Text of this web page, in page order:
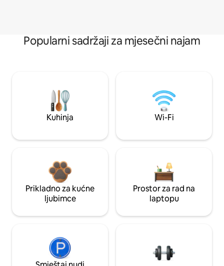
Popularni sadržaji za mjesečni najam
Kuhinja Wi-Fi
Prikladno za kućne
ljubimce
Prostor za rad na
laptopu